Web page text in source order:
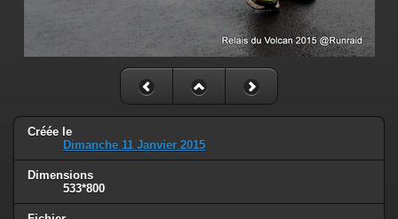
Créée le
Dimanche 11 Janvier 2015
Dimensions
533*800